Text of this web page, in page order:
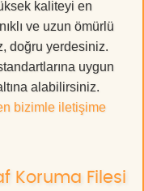
kaliteyi en
ve uzun ömürlü
doğru yerdesiniz.
uygun
alabilirsiniz.
bizimle iletişime
Koruma Filesi